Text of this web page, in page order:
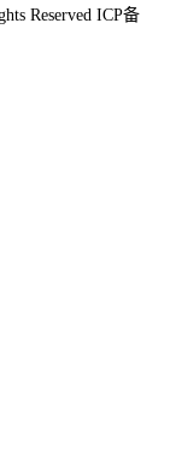
Reserved ICP备